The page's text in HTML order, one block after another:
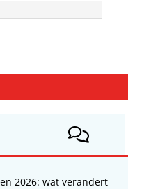
2026: wat verandert